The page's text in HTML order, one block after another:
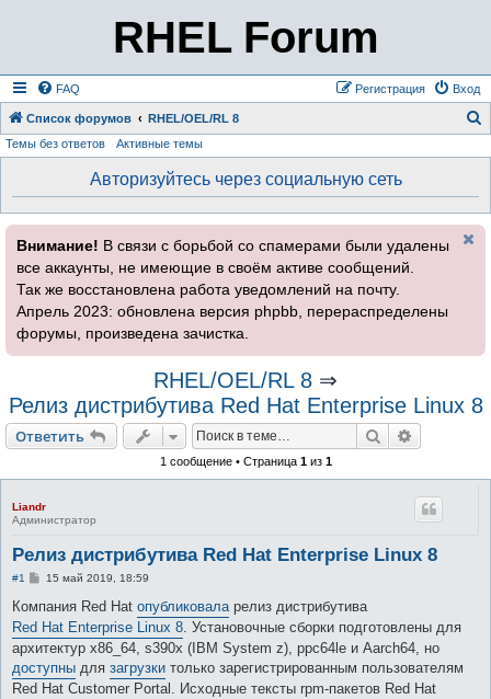
RHEL Forum
FAQ Вход
Регистрация
Список форумов RHEL/OEL/RL 8
Темы без ответов Активные темы
Авторизуйтесь через социальную сеть
Внимание! В связи с борьбой со спамерами были удалены
все аккаунты, не имеющие в своём активе сообщений.
Так же восстановлена работа уведомлений на почту.
Апрель 2023: обновлена версия phpbb, перераспределены
форумы, произведена зачистка.
RHEL/OEL/RL 8 ⇒
Релиз дистрибутива Red Hat Enterprise Linux 8
Ответить Поиск
1 сообщение • Страница 1из 1
Liandr
Администратор
Релиз дистрибутива Red Hat Enterprise Linux 8
#1
С
о
щ
е
н
и
е
15 май 2019, 18:59
Компания Red Hat опубликоваларелиз дистрибутива
Red Hat Enterprise Linux 8. Установочные сборки подготовлены для
архитектур x86_64, s390x (IBM System z), ppc64le и Aarch64, но
доступны для загрузки только зарегистрированным пользователям
Red Hat Customer Portal. Исходные тексты rpm-пакетов Red Hat